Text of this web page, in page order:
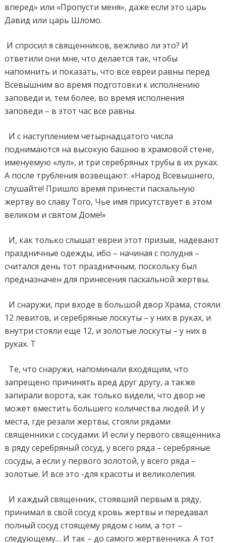
вперед» или «Пропусти меня», даже если это царь
Давид или царь Шломо.
И спросил я священников, вежливо ли это? И
ответили они мне, что делается так, чтобы
напомнить и показать, что все евреи равны перед
Всевышним во время подготовки к исполнению
заповеди и, тем более, во время исполнения
заповеди – в этот час все равны.
И с наступлением четырнадцатого числа
поднимаются на высокую башню в храмовой стене,
именуемую «лул», и три серебряных трубы в их руках.
А после трубления возвещают: «Народ Всевышнего,
слушайте! Пришло время принести пасхальную
жертву во славу Того, Чье имя присутствует в этом
великом и святом Доме!»
И, как только слышат евреи этот призыв, надевают
праздничные одежды, ибо – начиная с полудня –
считался день тот праздничным, поскольку был
предназначен для принесения пасхальной жертвы.
И снаружи, при входе в большой двор Храма, стояли
12 левитов, и серебряные лоскуты – у них в руках, и
внутри стояли еще 12, и золотые лоскуты – у них в
руках. Т
Те, что снаружи, напоминали входящим, что
запрещено причинять вред друг другу, а также
запирали ворота, как только видели, что двор не
может вместить большего количества людей. И у
места, где резали жертвы, стояли рядами
священники с сосудами. И если у первого священника
в ряду серебряный сосуд, у всего ряда – серебряные
сосуды, а если у первого золотой, у всего ряда –
золотые. И все это -для красоты и великолепия.
И каждый священник, стоявший первым в ряду,
принимал в свой сосуд кровь жертвы и передавал
полный сосуд стоящему рядом с ним, а тот –
следующему… И так – до самого жертвенника. А тот